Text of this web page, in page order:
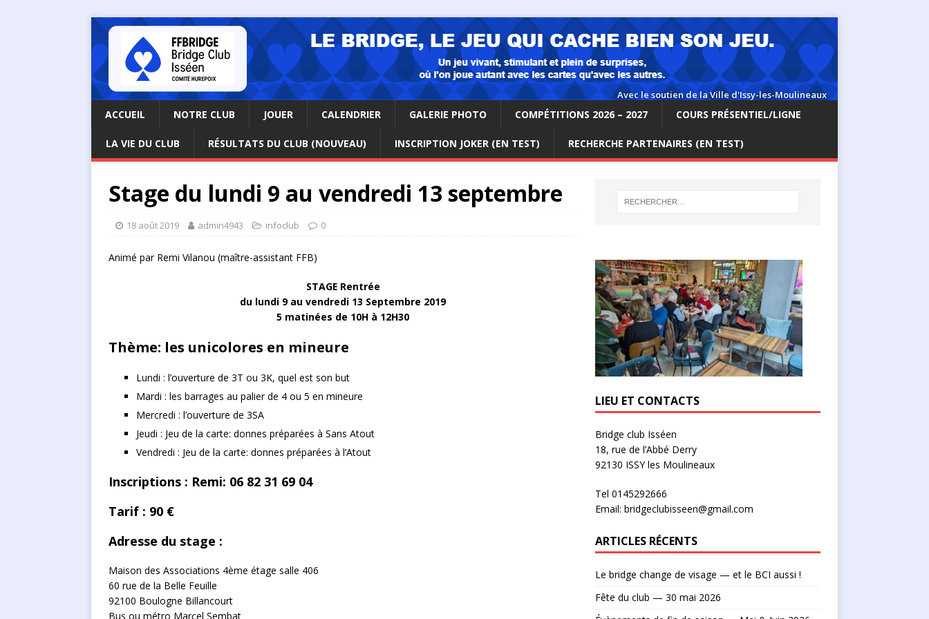
ACCUEIL NOTRE CLUB JOUER CALENDRIER GALERIE PHOTO COMPÉTITIONS 2026 – 2027 COURS PRÉSENTIEL/LIGNE
LA VIE DU CLUB RÉSULTATS DU CLUB (NOUVEAU) INSCRIPTION JOKER (EN TEST) RECHERCHE PARTENAIRES (EN TEST)
Stage du lundi 9 au vendredi 13 septembre
18 août 2019 admin4943 infoclub 0
Animé par Remi Vilanou (maître-assistant FFB)
STAGE Rentrée
du lundi 9 au vendredi 13 Septembre 2019
5 matinées de 10H à 12H30
Thème: les unicolores en mineure
Lundi : l’ouverture de 3T ou 3K, quel est son but
Mardi : les barrages au palier de 4 ou 5 en mineure
Mercredi : l’ouverture de 3SA
Jeudi : Jeu de la carte: donnes préparées à Sans Atout
Vendredi : Jeu de la carte: donnes préparées à l’Atout
Inscriptions : Remi: 06 82 31 69 04
Tarif : 90 €
Adresse du stage :
Maison des Associations 4ème étage salle 406
60 rue de la Belle Feuille
92100 Boulogne Billancourt
Bus ou métro Marcel Sembat
LIEU ET CONTACTS
Bridge club Isséen
18, rue de l’Abbé Derry
92130 ISSY les Moulineaux
Tel 0145292666
Email: bridgeclubisseen@gmail.com
ARTICLES RÉCENTS
Le bridge change de visage — et le BCI aussi !
Fête du club — 30 mai 2026